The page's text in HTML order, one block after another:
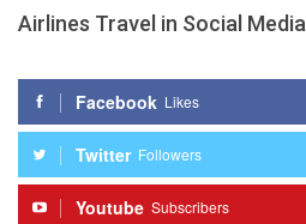
Airlines Travel in Social Media
Facebook Likes
Twitter Followers
Youtube Subscribers